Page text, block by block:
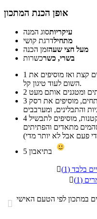
אופן הכנת המתכון
עיקריותסוג המנה
מתחילדרגת קושי
מעל חצי שעהזמן הכנה
בשרי, כשרכשרות
1
השום לעוד טיגון קל.
2
3
4
מתאדים והפתיתים
5

בלבד (1)

(1)
